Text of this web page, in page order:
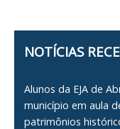
NOTÍCIAS
Alunos da EJA de
município em aula
patrimônios